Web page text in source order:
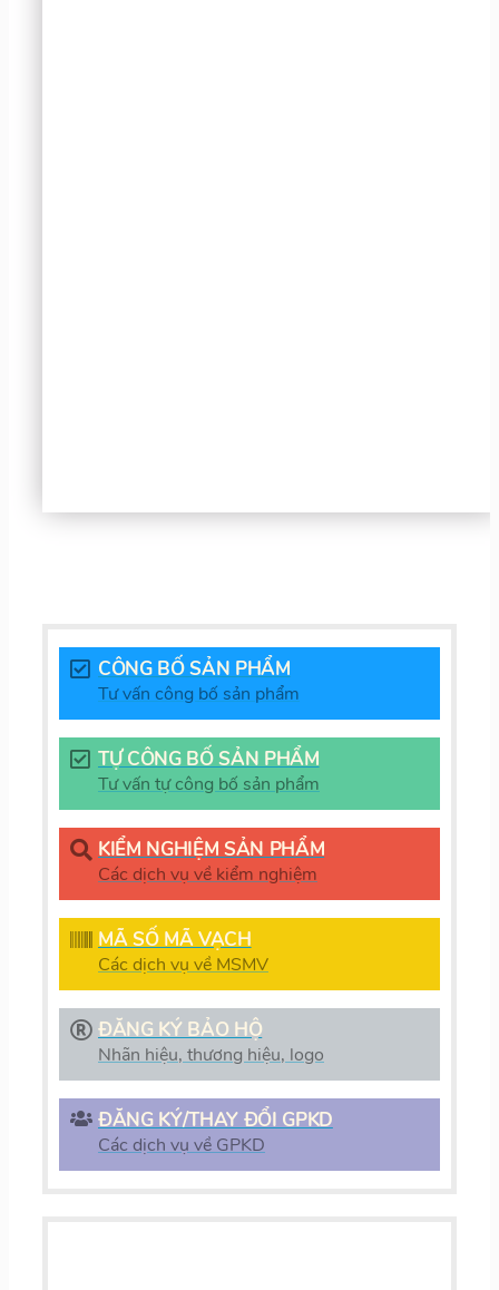
CÔNG BỐ SẢN PHẨM
Tư vấn công bố sản phẩm
TỰ CÔNG BỐ SẢN PHẨM
Tư vấn tự công bố sản phẩm
KIỂM NGHIỆM SẢN PHẨM
Các dịch vụ về kiểm nghiệm
MÃ SỐ MÃ VẠCH
Các dịch vụ về MSMV
ĐĂNG KÝ BẢO HỘ
Nhãn hiệu, thương hiệu, logo
ĐĂNG KÝ/THAY ĐỔI GPKD
Các dịch vụ về GPKD